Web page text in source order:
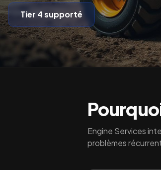
Tier 4supporté
Engine Services
problèmes